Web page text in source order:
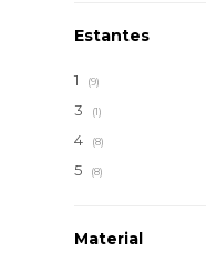
Estantes
1 (9)
3 (1)
4 (8)
5 (8)
Material